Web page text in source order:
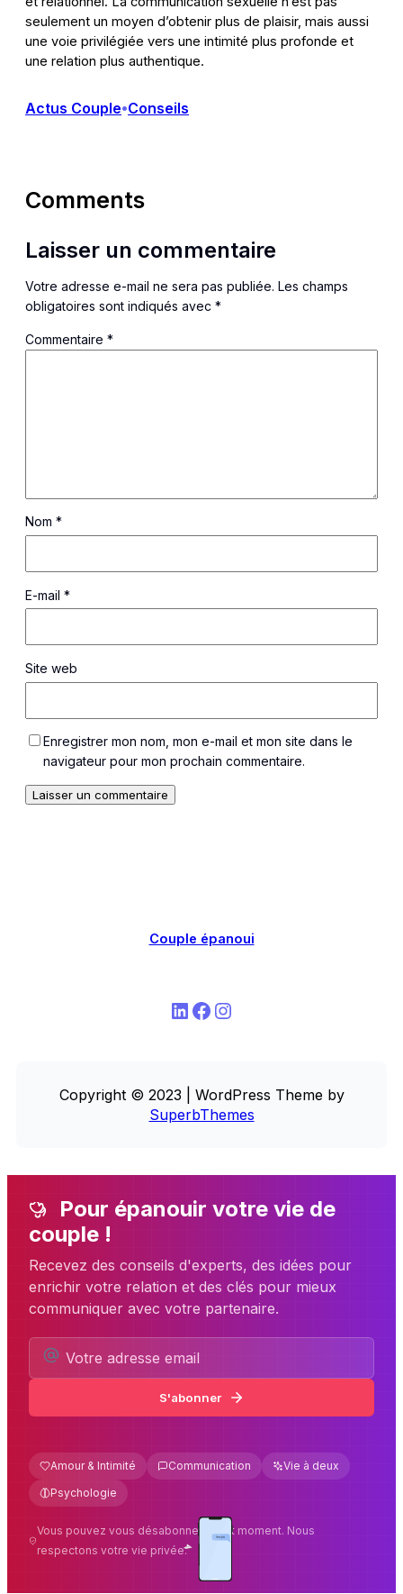
seulement un moyen d’obtenir plus de plaisir, mais aussi
une voie privilégiée vers une intimité plus profonde et
une relation plus authentique.
Actus Couple•Conseils
Comments
Laisser un commentaire
Votre adresse e-mail ne sera pas publiée. Les champs
obligatoires sont indiqués avec *
Commentaire *
Nom *
E-mail *
Site web
Enregistrer mon nom, mon e-mail et mon site dans le
navigateur pour mon prochain commentaire.
Couple épanoui
LinkedIn Facebook Instagram
Copyright © 2023 | WordPress Theme by
SuperbThemes
Pour épanouir votre vie de
couple !
Recevez des conseils d'experts, des idées pour
enrichir votre relation et des clés pour mieux
communiquer avec votre partenaire.
S'abonner
Amour & Intimité Communication
Vie à deux
Psychologie
Vous pouvez vous désabonner à tout moment. Nous
respectons votre vie privée.